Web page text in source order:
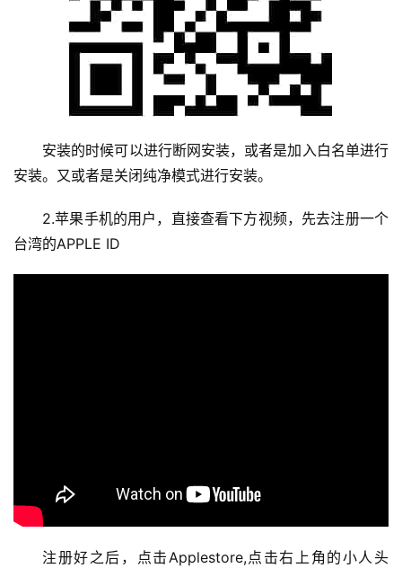
安装的时候可以进行断网安装，或者是加入白名单进行
安装。又或者是关闭纯净模式进行安装。
2.苹果手机的用户，直接查看下方视频，先去注册一个
台湾的APPLE ID
注册好之后，点击Applestore,点击右上角的小人头